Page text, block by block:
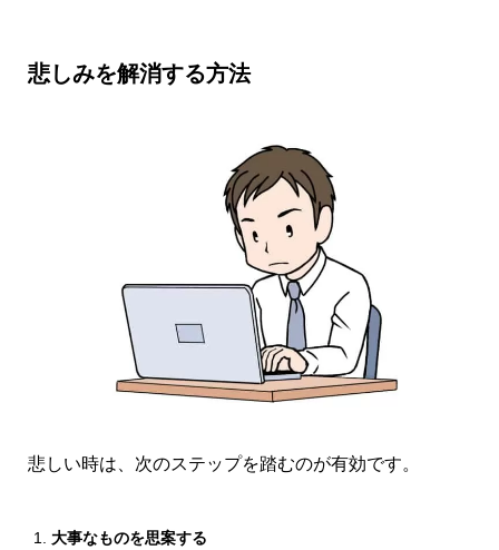
悲しみを解消する方法
悲しい時は、次のステップを踏むのが有効です。
大事なものを思案する